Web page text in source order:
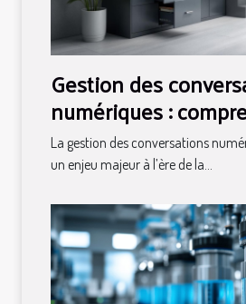
Gestion des
numériques :
l'archivage
La gestion des conversations
un enjeu majeur à l’ère de la...